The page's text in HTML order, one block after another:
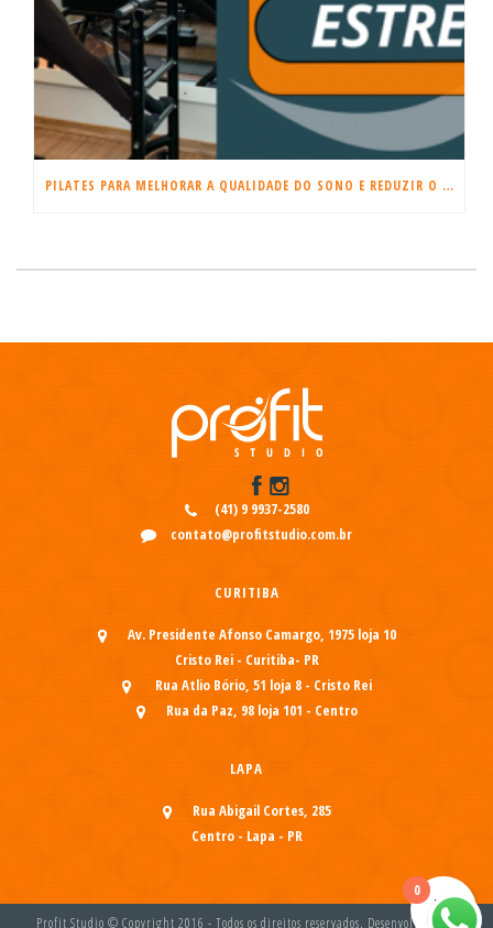
PILATES PARA MELHORAR A QUALIDADE DO SONO E REDUZIR O ESTRESSE
(41) 9 9937-2580
contato@profitstudio.com.br
CURITIBA
Av. Presidente Afonso Camargo, 1975 loja 10
Cristo Rei - Curitiba- PR
Rua Atlio Bório, 51 loja 8 - Cristo Rei
Rua da Paz, 98 loja 101 - Centro
LAPA
Rua Abigail Cortes, 285
Centro - Lapa - PR
Profit Studio © Copyright 2016 - Todos os direitos reservados. Desenvolvido por
0